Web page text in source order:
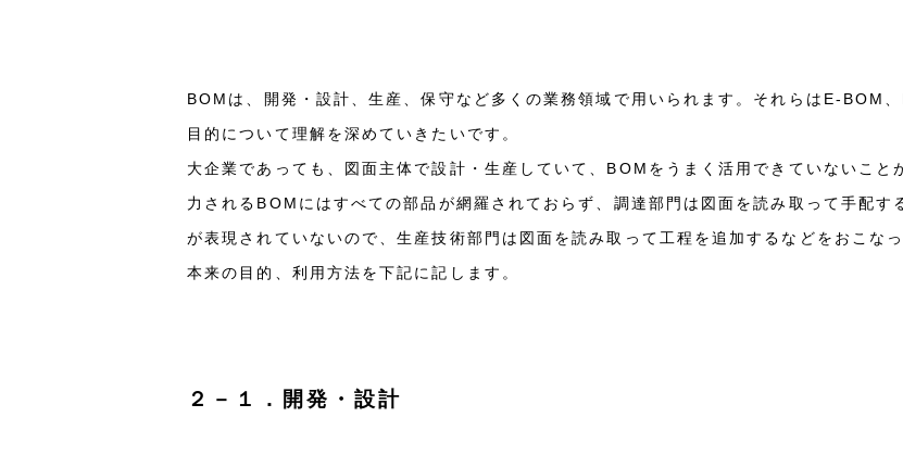
BOMは、開発・設計、生産、保守など多くの業務領域で用いられます。それらはE-BOM
目的について理解を深めていきたいです。
大企業であっても、図面主体で設計・生産していて、BOMをうまく活用できていないこと
力されるBOMにはすべての部品が網羅されておらず、調達部門は図面を読み取って手配
が表現されていないので、生産技術部門は図面を読み取って工程を追加するなどをおこな
本来の目的、利用方法を下記に記します。
２－１．開発・設計